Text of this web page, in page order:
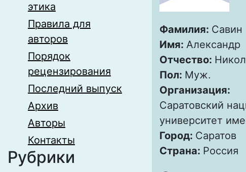
этика
Правила для
авторов
Порядок
рецензирования
Последний выпуск
Архив
Авторы
Контакты
Рубрики
Фамилия: Савин
Имя: Александр
Отчество:
Пол: Муж.
Организация:
Саратовский
университет
Город: Саратов
Страна: Россия